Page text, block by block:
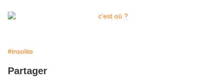
#insolite
Partager